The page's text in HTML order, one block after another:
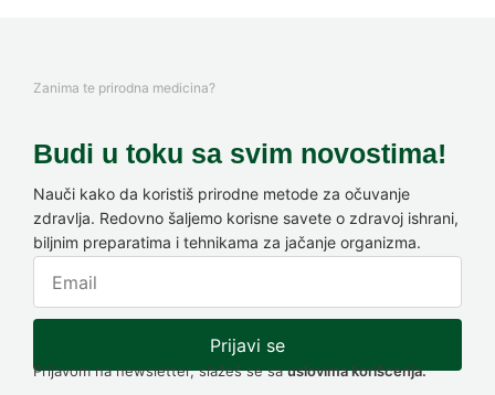
Zanima te prirodna medicina?
Budi u toku sa svim novostima!
Nauči kako da koristiš prirodne metode za očuvanje
zdravlja. Redovno šaljemo korisne savete o zdravoj ishrani,
biljnim preparatima i tehnikama za jačanje organizma.
Prijavi se
Prijavom na newsletter, slažeš se sauslovima korišćenja.